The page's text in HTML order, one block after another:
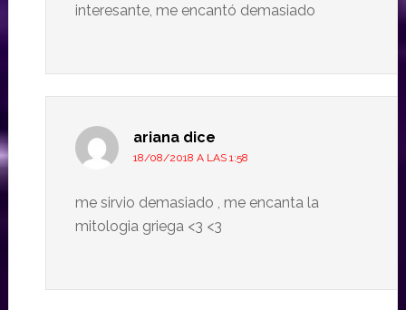
interesante, me encantó demasiado
ariana dice
18/08/2018 A LAS 1:58
me sirvio demasiado , me encanta la
mitologia griega <3 <3